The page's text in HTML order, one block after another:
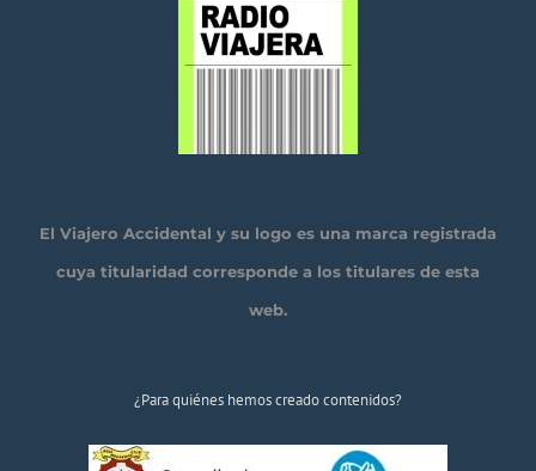
El Viajero Accidental y su logo es una marca registrada
cuya titularidad corresponde a los titulares de esta
web.
¿Para quiénes hemos creado contenidos?